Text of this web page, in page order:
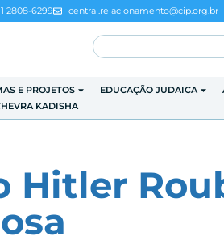
2808-6299 central.relacionamento@cip.org.br
E PROJETOS EDUCAÇÃO JUDAICA
KADISHA
Hitler